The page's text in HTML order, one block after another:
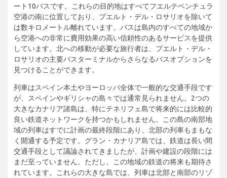
ート10バスです。これらの目的地はすべてフエルテベンチュラ
空港の南に位置しており、プエルト・デル・ロサリオを除いて
は数キロメートル離れています。バスは島内のすべての地域か
ら空港への非常に費用効果の高い信頼性のあるサービスを提供
しています。北への移動が必要な旅行者は、プエルト・デル・
ロサリオの主要バスターミナルからさらなるバスオプションを
見つけることができます。
列車はスペイン本土やヨーロッパ全体で一般的な交通手段です
が、スペインやギリシャの島々では通常見られません。2つの
大きなカナリア諸島は、特にテネリフェ島で将来的には比較的
良い鉄道ネットワークを持つかもしれません。この島の南部地
域の列車はすでに計画の最終段階にあり、北部の列車もまもな
く開通する予定です。グラン・カナリア島では、鉄道は長い間
交通手段として議論されてきましたが、計画や建設の段階には
まだ至っていません。ただし、この地域の鉄道の将来も期待さ
れています。これらの大きな島では、列車は北部と南部のリゾ